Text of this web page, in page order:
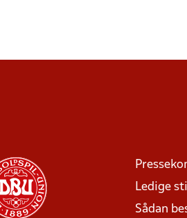
Ledige
Sådan